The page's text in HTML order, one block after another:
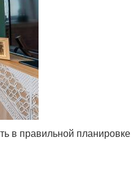
в правильной планировке